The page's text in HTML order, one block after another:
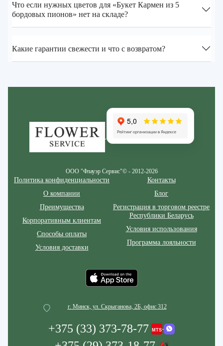
Что если нужных цветов для «Букет Кармен из 5
бордовых пионов» нет на складе?
Какие гарантии свежести и что с возвратом?
ООО "Флауэр Сервис"© - 2012-2026
Политика конфиденциальности
О компании
Преимущества
Корпоративным клиентам
Способы оплаты
Условия доставки
Контакты
Блог
Регистрация в торговом реестре
Республики Беларусь
Условия использования
Программа лояльности
г. Минск, ул. Скрыганова, 2Б, офис 312
+375 (33) 373-78-77